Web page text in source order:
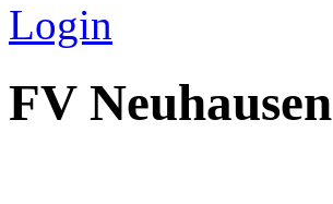
Login
FV Neuhausen